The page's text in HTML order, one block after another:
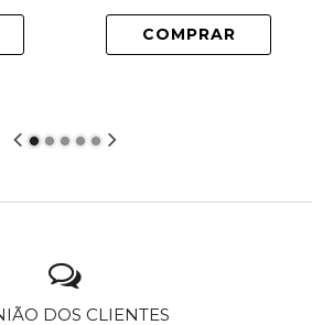
COMPRAR
DOS CLIENTES